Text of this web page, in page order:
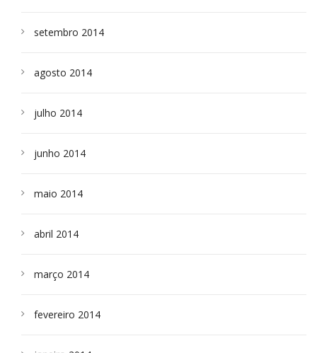
setembro 2014
agosto 2014
julho 2014
junho 2014
maio 2014
abril 2014
março 2014
fevereiro 2014